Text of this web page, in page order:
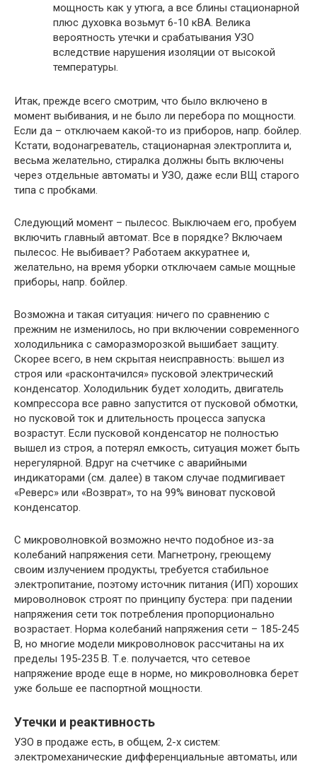
мощность как у утюга, а все блины стационарной
плюс духовка возьмут 6-10 кВА. Велика
вероятность утечки и срабатывания УЗО
вследствие нарушения изоляции от высокой
температуры.
Итак, прежде всего смотрим, что было включено в
момент выбивания, и не было ли перебора по мощности.
Если да – отключаем какой-то из приборов, напр. бойлер.
Кстати, водонагреватель, стационарная электроплита и,
весьма желательно, стиралка должны быть включены
через отдельные автоматы и УЗО, даже если ВЩ старого
типа с пробками.
Следующий момент – пылесос. Выключаем его, пробуем
включить главный автомат. Все в порядке? Включаем
пылесос. Не выбивает? Работаем аккуратнее и,
желательно, на время уборки отключаем самые мощные
приборы, напр. бойлер.
Возможна и такая ситуация: ничего по сравнению с
прежним не изменилось, но при включении современного
холодильника с саморазморозкой вышибает защиту.
Скорее всего, в нем скрытая неисправность: вышел из
строя или «расконтачился» пусковой электрический
конденсатор. Холодильник будет холодить, двигатель
компрессора все равно запустится от пусковой обмотки,
но пусковой ток и длительность процесса запуска
возрастут. Если пусковой конденсатор не полностью
вышел из строя, а потерял емкость, ситуация может быть
нерегулярной. Вдруг на счетчике с аварийными
индикаторами (см. далее) в таком случае подмигивает
«Реверс» или «Возврат», то на 99% виноват пусковой
конденсатор.
С микроволновкой возможно нечто подобное из-за
колебаний напряжения сети. Магнетрону, греющему
своим излучением продукты, требуется стабильное
электропитание, поэтому источник питания (ИП) хороших
мироволновок строят по принципу бустера: при падении
напряжения сети ток потребления пропорционально
возрастает. Норма колебаний напряжения сети – 185-245
В, но многие модели микроволновок рассчитаны на их
пределы 195-235 В. Т.е. получается, что сетевое
напряжение вроде еще в норме, но микроволновка берет
уже больше ее паспортной мощности.
Утечки и реактивность
УЗО в продаже есть, в общем, 2-х систем:
электромеханические дифференциальные автоматы, или